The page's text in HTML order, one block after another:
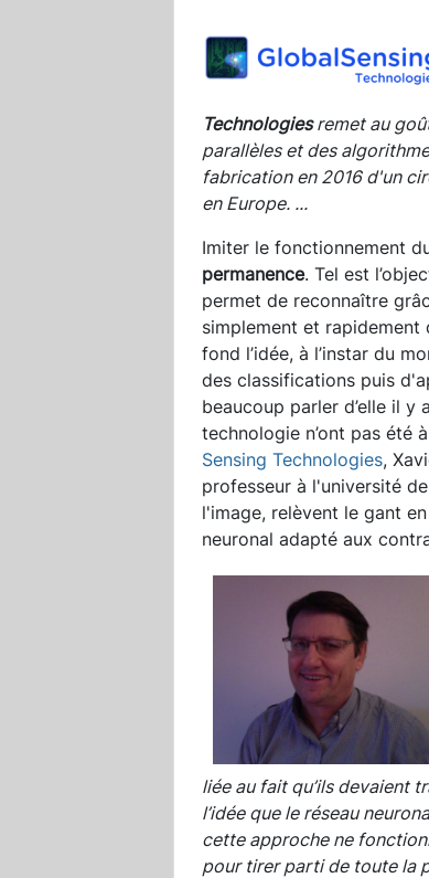
Technologiesremet au
parallèles et des
fabrication en 2016 d'un
en Europe. ...
Imiter le fonctionnement
permanence. Tel est
permet de reconnaître
simplement et rapidement
fond l’idée, à l’instar du
des classifications puis
beaucoup parler d’elle il y
technologie n’ont pas été
Sensing Technologies,
professeur à l'université
l'image, relèvent le gant
neuronal adapté aux
liée au fait qu’ils devaient
l’idée que le réseau
cette approche ne
pour tirer parti de toute la